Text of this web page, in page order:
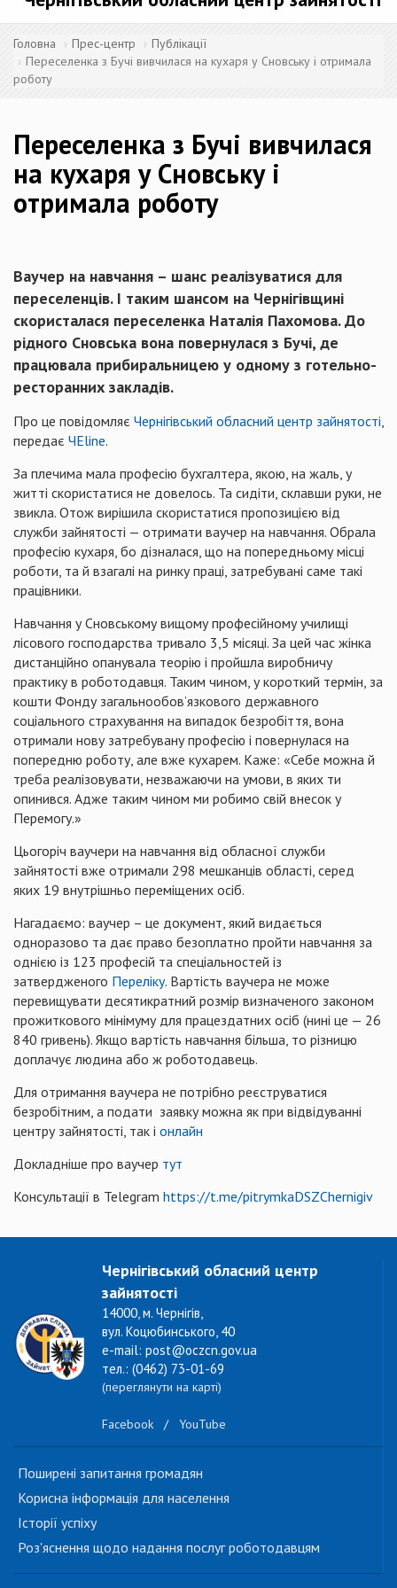
Головна Прес-центр
Публікації
Переселенка з Бучі вивчилася на кухаря у Сновську і отримала
роботу
Переселенка з Бучі вивчилася
на кухаря у Сновську і
отримала роботу
Ваучер на навчання – шанс реалізуватися для
переселенців. І таким шансом на Чернігівщині
скористалася переселенка Наталія Пахомова. До
рідного Сновська вона повернулася з Бучі, де
працювала прибиральницею у одному з готельно-
ресторанних закладів.
Про це повідомляє Чернігівський обласний центр зайнятості,
передає ЧЕline.
За плечима мала професію бухгалтера, якою, на жаль, у
житті скористатися не довелось. Та сидіти, склавши руки, не
звикла. Отож вирішила скористатися пропозицією від
служби зайнятості — отримати ваучер на навчання. Обрала
професію кухаря, бо дізналася, що на попередньому місці
роботи, та й взагалі на ринку праці, затребувані саме такі
працівники.
Навчання у Сновському вищому професійному училищі
лісового господарства тривало 3,5 місяці. За цей час жінка
дистанційно опанувала теорію і пройшла виробничу
практику в роботодавця. Таким чином, у короткий термін, за
кошти Фонду загальнообов’язкового державного
соціального страхування на випадок безробіття, вона
отримали нову затребувану професію і повернулася на
попередню роботу, але вже кухарем. Каже: «Себе можна й
треба реалізовувати, незважаючи на умови, в яких ти
опинився. Адже таким чином ми робимо свій внесок у
Перемогу.»
Цьогоріч ваучери на навчання від обласної служби
зайнятості вже отримали 298 мешканців області, серед
яких 19 внутрішньо переміщених осіб.
Нагадаємо: ваучер – це документ, який видається
одноразово та дає право безоплатно пройти навчання за
однією із 123 професій та спеціальностей із
затвердженого Переліку. Вартість ваучера не може
перевищувати десятикратний розмір визначеного законом
прожиткового мінімуму для працездатних осіб (нині це — 26
840 гривень). Якщо вартість навчання більша, то різницю
доплачує людина або ж роботодавець.
Для отримання ваучера не потрібно реєструватися
безробітним, а подати заявку можна як при відвідуванні
центру зайнятості, так і онлайн
Докладніше про ваучер тут
Консультації в Telegram https://t.me/pitrymkaDSZChernigiv
Чернігівський обласний центр
зайнятості
14000, м. Чернігів,
вул. Коцюбинського, 40
e-mail: post@oczcn.gov.ua
тел.: (0462) 73-01-69
(переглянути на карті)
Facebook / YouTube
Поширені запитання громадян
Корисна інформація для населення
Історії успіху
Роз'яснення щодо надання послуг роботодавцям